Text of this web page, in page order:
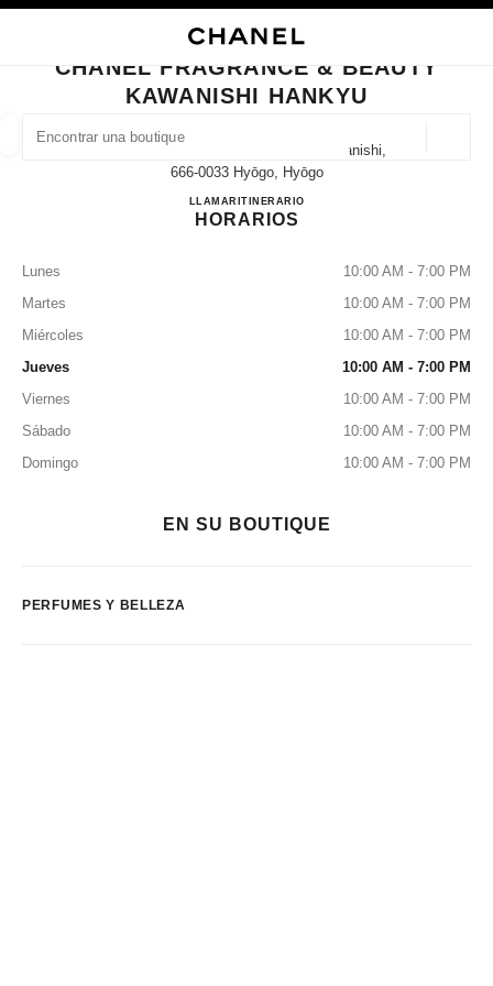
BUSCAR UNA BOUTIQUE
las sugerencias se muestran debajo de esta barra de búsqueda
0 Sugerencias disponibles
CERRAR TARJETA DE BOUTIQUE CHANEL FRAGRANCE & BEAUTY
CHANEL FRAGRANCE & BEAUTY
KAWANISHI HANKYU
26-1 Sakaemachi Kawanishi-Shi Kawanishi,
666-0033 Hyōgo, Hyōgo
LLAMAR072-756-1637
ITINERARIOCHANEL FRAGRANCE &
HORARIOS
Lunes
10:00 AM - 7:00 PM
Martes
10:00 AM - 7:00 PM
Miércoles
10:00 AM - 7:00 PM
Jueves
10:00 AM - 7:00 PM
Viernes
10:00 AM - 7:00 PM
Sábado
10:00 AM - 7:00 PM
Domingo
10:00 AM - 7:00 PM
EN SU BOUTIQUE
PERFUMES Y BELLEZA
RELOJERÍA Y JOYERÍA